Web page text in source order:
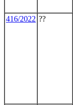
416/2022 ??